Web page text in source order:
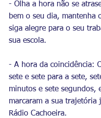
- Olha a hora não se
bem o seu dia, mantenha
siga alegre para o seu
sua escola.
- A hora da coincidência:
sete e sete para a sete,
minutos e sete segundos,
marcaram a sua trajetória
Rádio Cachoeira.